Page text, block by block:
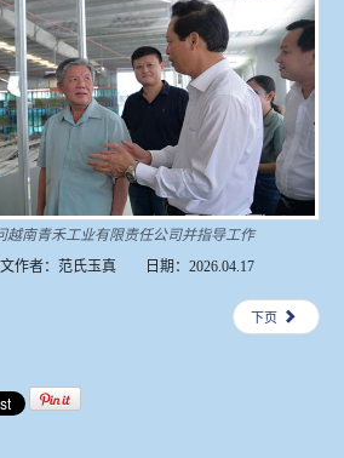
越南青禾工业有限责任公司并指导工作
作者：范氏玉真 日期：2026.04.17
下页